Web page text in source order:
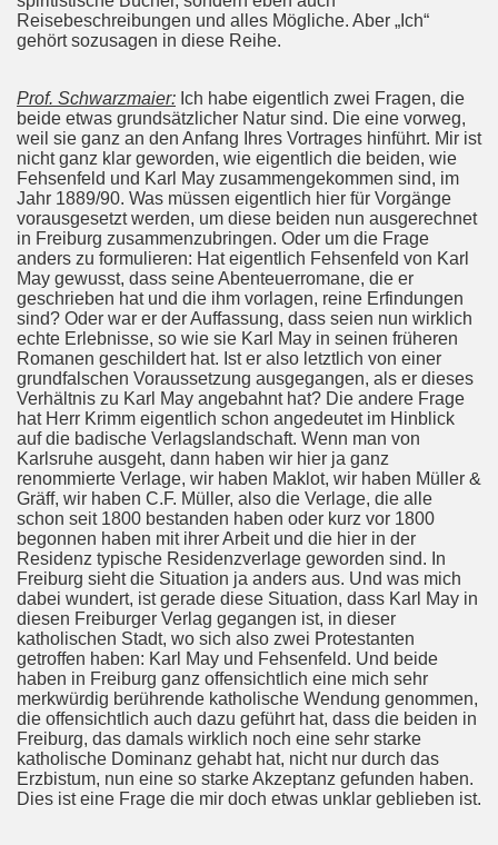
Reisebeschreibungen und alles Mögliche. Aber „Ich“
gehört sozusagen in diese Reihe.
Prof. Schwarzmaier: Ich habe eigentlich zwei Fragen, die
beide etwas grundsätzlicher Natur sind. Die eine vorweg,
weil sie ganz an den Anfang Ihres Vortrages hinführt. Mir ist
nicht ganz klar geworden, wie eigentlich die beiden, wie
Fehsenfeld und Karl May zusammengekommen sind, im
Jahr 1889/90. Was müssen eigentlich hier für Vorgänge
vorausgesetzt werden, um diese beiden nun ausgerechnet
in Freiburg zusammenzubringen. Oder um die Frage
anders zu formulieren: Hat eigentlich Fehsenfeld von Karl
May gewusst, dass seine Abenteuerromane, die er
geschrieben hat und die ihm vorlagen, reine Erfindungen
sind? Oder war er der Auffassung, dass seien nun wirklich
echte Erlebnisse, so wie sie Karl May in seinen früheren
Romanen geschildert hat. Ist er also letztlich von einer
grundfalschen Voraussetzung ausgegangen, als er dieses
Verhältnis zu Karl May angebahnt hat? Die andere Frage
hat Herr Krimm eigentlich schon angedeutet im Hinblick
auf die badische Verlagslandschaft. Wenn man von
Karlsruhe ausgeht, dann haben wir hier ja ganz
renommierte Verlage, wir haben Maklot, wir haben Müller &
Gräff, wir haben C.F. Müller, also die Verlage, die alle
schon seit 1800 bestanden haben oder kurz vor 1800
begonnen haben mit ihrer Arbeit und die hier in der
Residenz typische Residenzverlage geworden sind. In
Freiburg sieht die Situation ja anders aus. Und was mich
dabei wundert, ist gerade diese Situation, dass Karl May in
diesen Freiburger Verlag gegangen ist, in dieser
katholischen Stadt, wo sich also zwei Protestanten
getroffen haben: Karl May und Fehsenfeld. Und beide
haben in Freiburg ganz offensichtlich eine mich sehr
merkwürdig berührende katholische Wendung genommen,
die offensichtlich auch dazu geführt hat, dass die beiden in
Freiburg, das damals wirklich noch eine sehr starke
katholische Dominanz gehabt hat, nicht nur durch das
Erzbistum, nun eine so starke Akzeptanz gefunden haben.
Dies ist eine Frage die mir doch etwas unklar geblieben ist.